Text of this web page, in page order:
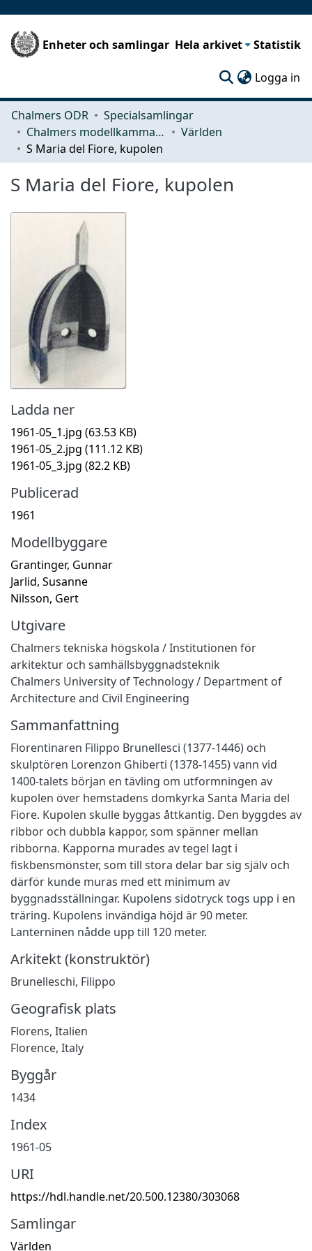
Enheter och samlingar Hela arkivet Statistik
Logga in
Chalmers ODR
Specialsamlingar
Chalmers modellkammare
Världen
S Maria del Fiore, kupolen
S Maria del Fiore, kupolen
Ladda ner
1961-05_1.jpg (63.53 KB)
1961-05_2.jpg (111.12 KB)
1961-05_3.jpg (82.2 KB)
Publicerad
1961
Modellbyggare
Grantinger, Gunnar
Jarlid, Susanne
Nilsson, Gert
Utgivare
Chalmers tekniska högskola / Institutionen för
arkitektur och samhällsbyggnadsteknik
Chalmers University of Technology / Department of
Architecture and Civil Engineering
Sammanfattning
Florentinaren Filippo Brunellesci (1377-1446) och
skulptören Lorenzon Ghiberti (1378-1455) vann vid
1400-talets början en tävling om utformningen av
kupolen över hemstadens domkyrka Santa Maria del
Fiore. Kupolen skulle byggas åttkantig. Den byggdes av
ribbor och dubbla kappor, som spänner mellan
ribborna. Kapporna murades av tegel lagt i
fiskbensmönster, som till stora delar bar sig själv och
därför kunde muras med ett minimum av
byggnadsställningar. Kupolens sidotryck togs upp i en
träring. Kupolens invändiga höjd är 90 meter.
Lanterninen nådde upp till 120 meter.
Arkitekt (konstruktör)
Brunelleschi, Filippo
Geografisk plats
Florens, Italien
Florence, Italy
Byggår
1434
Index
1961-05
URI
https://hdl.handle.net/20.500.12380/303068
Samlingar
Världen